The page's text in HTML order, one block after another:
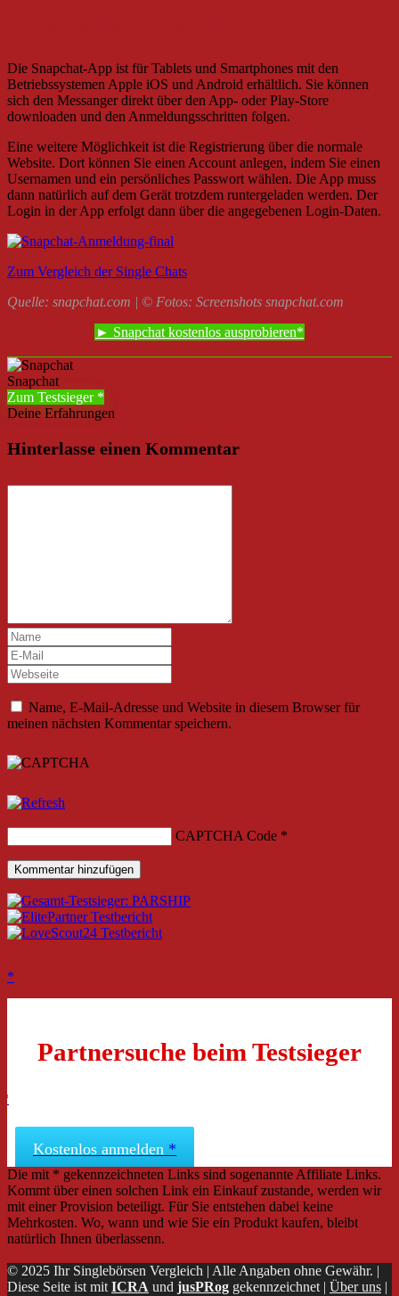
Die Snapchat-App ist für Tablets und Smartphones mit den
Betriebssystemen Apple iOS und Android erhältlich. Sie können
sich den Messanger direkt über den App- oder Play-Store
downloaden und den Anmeldungsschritten folgen.
Eine weitere Möglichkeit ist die Registrierung über die normale
Website. Dort können Sie einen Account anlegen, indem Sie einen
Usernamen und ein persönliches Passwort wählen. Die App muss
dann natürlich auf dem Gerät trotzdem runtergeladen werden. Der
Login in der App erfolgt dann über die angegebenen Login-Daten.
Zum Vergleich der Single Chats
Quelle: snapchat.com | © Fotos: Screenshots snapchat.com
► Snapchat kostenlos ausprobieren
Snapchat
Zum Testsieger
Deine Erfahrungen
Hinterlasse einen Kommentar
Name, E-Mail-Adresse und Website in diesem Browser für
meinen nächsten Kommentar speichern.
CAPTCHA Code *
Partnersuche beim Testsieger
Kostenlos anmelden
Die mit * gekennzeichneten Links sind sogenannte Affiliate Links.
Kommt über einen solchen Link ein Einkauf zustande, werden wir
mit einer Provision beteiligt. Für Sie entstehen dabei keine
Mehrkosten. Wo, wann und wie Sie ein Produkt kaufen, bleibt
natürlich Ihnen überlassenn.
© 2025 Ihr Singlebörsen Vergleich | Alle Angaben ohne Gewähr. |
Diese Seite ist mit ICRA und jusPRog gekennzeichnet | Über uns |